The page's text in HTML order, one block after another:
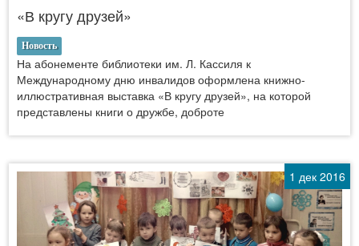
«В кругу друзей»
Новость
На абонементе библиотеки им. Л. Кассиля к
Международному дню инвалидов оформлена книжно-
иллюстративная выставка «В кругу друзей», на которой
представлены книги о дружбе, доброте
1 дек 2016